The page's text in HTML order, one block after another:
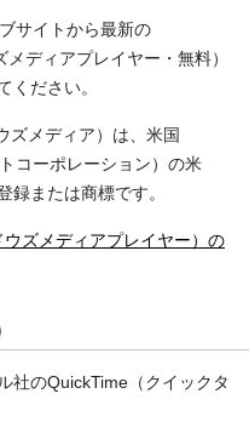
サイトから最新の
ディアプレイヤー・無料）
ください。
ズメディア）は、米国
コーポレーション）の米
録または商標です。
ズメディアプレイヤー）の
社のQuickTime（クイックタ